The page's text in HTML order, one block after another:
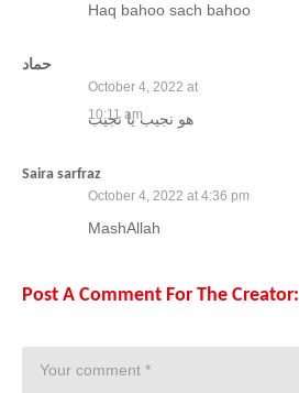
Haq bahoo sach bahoo
حماد
October 4, 2022 at
10:11 am
ھو نجیب یا نجیب
Saira sarfraz
October 4, 2022 at 4:36 pm
MashAllah
Post A Comment For The Creator: